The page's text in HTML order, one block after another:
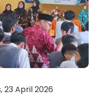
23 April 2026